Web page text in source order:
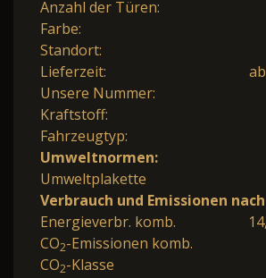
Anzahl der Türen:
Farbe:
Standort:
Lieferzeit:
Unsere Nummer:
Kraftstoff:
Fahrzeugtyp:
Umweltnormen:
Umweltplakette
Verbrauch und Emissionen nach
Energieverbr. komb.
CO2-Emissionen komb.
CO2-Klasse